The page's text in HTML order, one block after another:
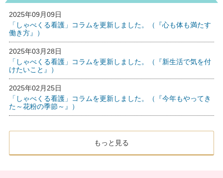
2025年09月09日
「しゃべくる看護」コラムを更新しました。（『心も体も満たす
働き方』）
2025年03月28日
「しゃべくる看護」コラムを更新しました。（『新生活で気を付
けたいこと』）
2025年02月25日
「しゃべくる看護」コラムを更新しました。（『今年もやってき
た～花粉の季節～』）
もっと見る